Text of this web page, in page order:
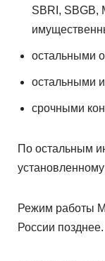
SBRI, SBGB,
остальными
остальными
срочными
По остальным
Режим работы
России позднее.